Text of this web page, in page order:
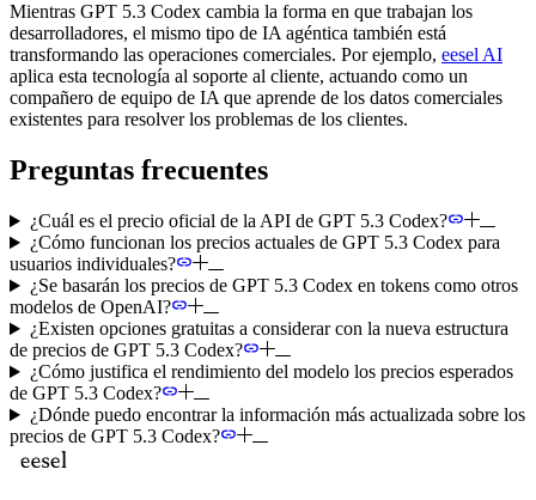
Mientras GPT 5.3 Codex cambia la forma en que trabajan los
desarrolladores, el mismo tipo de IA agéntica también está
transformando las operaciones comerciales. Por ejemplo, eesel AI
aplica esta tecnología al soporte al cliente, actuando como un
compañero de equipo de IA que aprende de los datos comerciales
existentes para resolver los problemas de los clientes.
Preguntas frecuentes
¿Cuál es el precio oficial de la API de GPT 5.3 Codex?
¿Cómo funcionan los precios actuales de GPT 5.3 Codex para
usuarios individuales?
¿Se basarán los precios de GPT 5.3 Codex en tokens como otros
modelos de OpenAI?
¿Existen opciones gratuitas a considerar con la nueva estructura
de precios de GPT 5.3 Codex?
¿Cómo justifica el rendimiento del modelo los precios esperados
de GPT 5.3 Codex?
¿Dónde puedo encontrar la información más actualizada sobre los
precios de GPT 5.3 Codex?